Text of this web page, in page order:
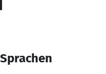
Sprachen